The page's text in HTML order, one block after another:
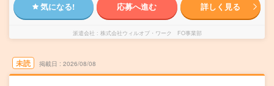
気になる! 応募へ進む 詳しく見る
派遣会社 株式会社ウィルオブ・ワーク FO事業部
未読 掲載日 2026/08/08